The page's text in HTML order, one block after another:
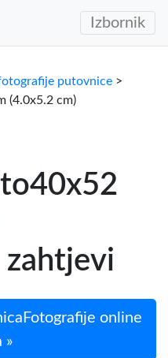
Izbornik
putovnice >
(4.0x5.2 cm)
zahtjevi
online
»